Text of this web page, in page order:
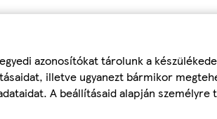
azonosítókat tárolunk a
illetve ugyanezt bármikor
A beállításaid alapján személyre